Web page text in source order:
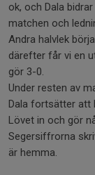
ok, och Dala
matchen och
Andra halvlek
därefter får vi en
gör 3-0.
Under resten av
Dala fortsätter att
Lövet in och gör
Segersiffrorna
är hemma.